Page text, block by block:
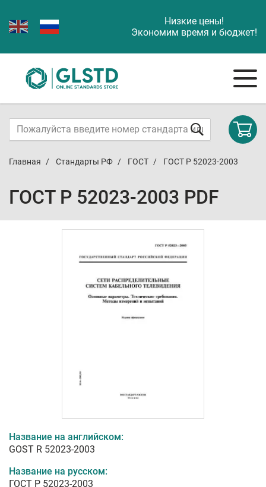
Низкие цены!
Экономим время и бюджет!
Главная Стандарты РФ ГОСТ ГОСТ Р 52023-2003
ГОСТ Р 52023-2003 PDF
Название на английском:
GOST R 52023-2003
Название на русском:
ГОСТ Р 52023-2003